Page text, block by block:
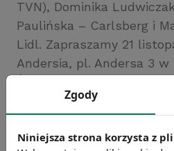
TVN), Dominika
Paulińska – Carlsberg i
Lidl. Zapraszamy 21
Andersia, pl. Andersa 3 w
Chcesz
Zgody
Niniejsza strona korzysta z